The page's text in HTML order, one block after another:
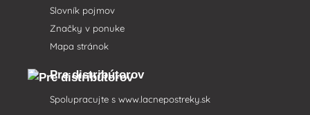
Slovník pojmov
Značky v ponuke
Mapa stránok
Pre distribútorov
Spolupracujte s www.lacnepostreky.sk